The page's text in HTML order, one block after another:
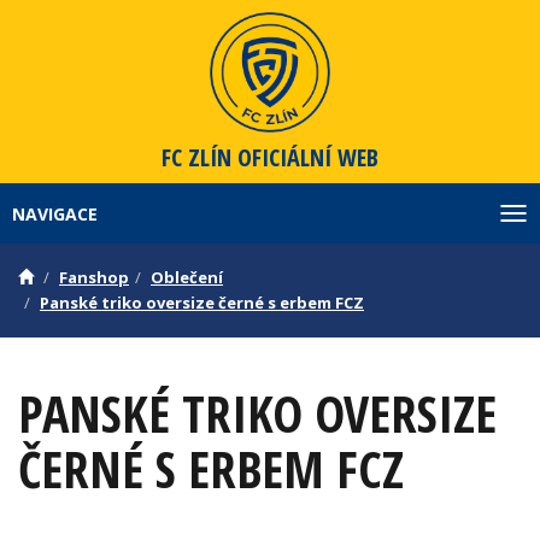
FC ZLÍN OFICIÁLNÍ WEB
NAVIGACE
Fanshop
Oblečení
Panské triko oversize černé s erbem FCZ
PANSKÉ TRIKO OVERSIZE
ČERNÉ S ERBEM FCZ